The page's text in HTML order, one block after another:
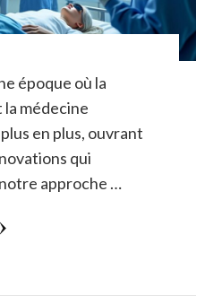
époque où la
médecine
en plus, ouvrant
qui
approche …